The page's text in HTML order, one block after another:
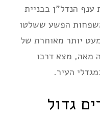
הנדל”ן בבניית
הפשע ששלטו
יותר מאוחרת של
מאה, מצא דרכו
העיר.
גדול